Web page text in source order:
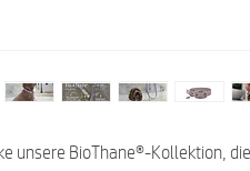
unsere BioThane®-Kollektion,